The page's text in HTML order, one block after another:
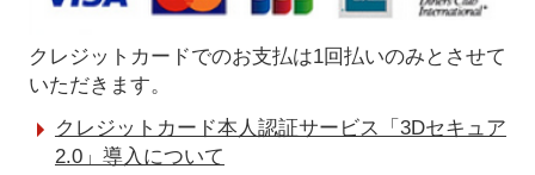
クレジットカードでのお支払は1回払いのみとさせて
いただきます。
クレジットカード本人認証サービス「3Dセキュア
2.0」導入について